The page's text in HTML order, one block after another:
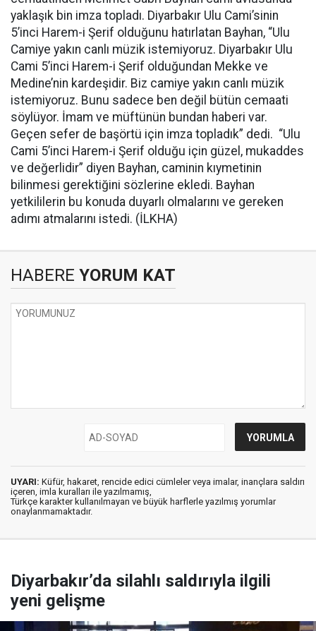
yaklaşık bin imza topladı. Diyarbakır Ulu Cami’sinin
5’inci Harem-i Şerif olduğunu hatırlatan Bayhan, “Ulu
Camiye yakın canlı müzik istemiyoruz. Diyarbakır Ulu
Cami 5’inci Harem-i Şerif olduğundan Mekke ve
Medine’nin kardeşidir. Biz camiye yakın canlı müzik
istemiyoruz. Bunu sadece ben değil bütün cemaati
söylüyor. İmam ve müftünün bundan haberi var.
Geçen sefer de başörtü için imza topladık” dedi. “Ulu
Cami 5’inci Harem-i Şerif olduğu için güzel, mukaddes
ve değerlidir” diyen Bayhan, caminin kıymetinin
bilinmesi gerektiğini sözlerine ekledi. Bayhan
yetkililerin bu konuda duyarlı olmalarını ve gereken
adımı atmalarını istedi. (İLKHA)
HABERE YORUM KAT
UYARI: Küfür, hakaret, rencide edici cümleler veya imalar, inançlara saldırı
içeren, imla kuralları ile yazılmamış,
Türkçe karakter kullanılmayan ve büyük harflerle yazılmış yorumlar
onaylanmamaktadır.
Diyarbakır’da silahlı saldırıyla ilgili
yeni gelişme